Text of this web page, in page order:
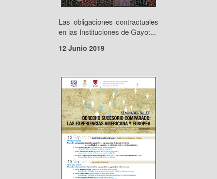
Las obligaciones contractuales
en las Instituciones de Gayo:...
12 Junio 2019